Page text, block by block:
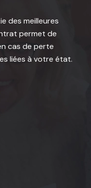
des meilleures
permet de
cas de perte
liées à votre état.